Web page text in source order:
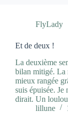
FlyLady
Et de deux !
La deuxième
bilan mitigé. La
mieux rangée
suis épuisée. Je
dirait. Un
lillune